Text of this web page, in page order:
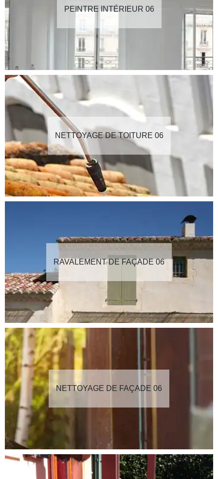
PEINTRE INTÉRIEUR 06
NETTOYAGE DE TOITURE 06
RAVALEMENT DE FAÇADE 06
NETTOYAGE DE FAÇADE 06